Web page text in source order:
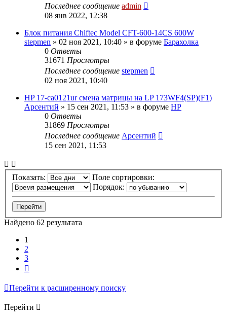
Последнее сообщение admin
08 янв 2022, 12:38
Блок питания Chiftec Model CFT-600-14CS 600W
stepmen » 02 ноя 2021, 10:40 » в форуме Барахолка
0 Ответы
31671 Просмотры
Последнее сообщение stepmen
02 ноя 2021, 10:40
HP 17-ca0121ur смена матрицы на LP 173WF4(SP)(F1)
Арсентий » 15 сен 2021, 11:53 » в форуме HP
0 Ответы
31869 Просмотры
Последнее сообщение Арсентий
15 сен 2021, 11:53
Показать:
Поле сортировки:
Порядок:
Найдено 62 результата
1
2
3
Перейти к расширенному поиску
Перейти